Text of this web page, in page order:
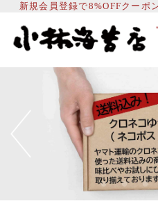
新規会員登録で8%OFFクーポ